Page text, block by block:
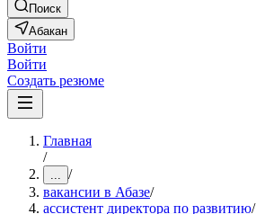
Поиск
Абакан
Войти
Войти
Создать резюме
Главная
/
... /
вакансии в Абазе/
ассистент директора по развитию/